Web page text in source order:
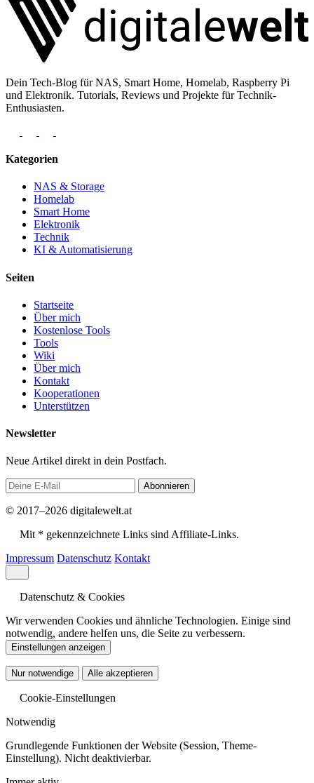
Dein Tech-Blog für NAS, Smart Home, Homelab, Raspberry Pi
und Elektronik. Tutorials, Reviews und Projekte für Technik-
Enthusiasten.
Kategorien
NAS & Storage
Homelab
Smart Home
Elektronik
Technik
KI & Automatisierung
Seiten
Startseite
Über mich
Kostenlose Tools
Tools
Wiki
Über mich
Kontakt
Kooperationen
Unterstützen
Newsletter
Neue Artikel direkt in dein Postfach.
Abonnieren
© 2017–2026 digitalewelt.at
Mit * gekennzeichnete Links sind Affiliate-Links.
Impressum Datenschutz Kontakt
Datenschutz & Cookies
Wir verwenden Cookies und ähnliche Technologien. Einige sind
notwendig, andere helfen uns, die Seite zu verbessern.
Einstellungen anzeigen
Nur notwendige Alle akzeptieren
Cookie-Einstellungen
Notwendig
Grundlegende Funktionen der Website (Session, Theme-
Einstellung). Nicht deaktivierbar.